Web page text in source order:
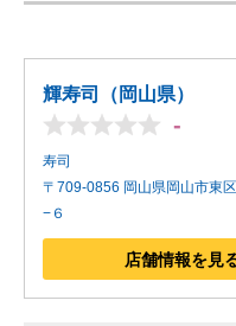
輝寿司（岡山県）
-
寿司
〒709-0856 岡山県岡山市東
−６
店舗情報を見